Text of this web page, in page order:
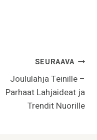
SEURAAVA
Joululahja Teinille –
Parhaat Lahjaideat ja
Trendit Nuorille